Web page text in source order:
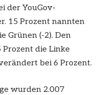
der YouGov-
15 Prozent nannten
Grünen (-2). Den
die Linke
bei 6 Prozent.
wurden 2.007